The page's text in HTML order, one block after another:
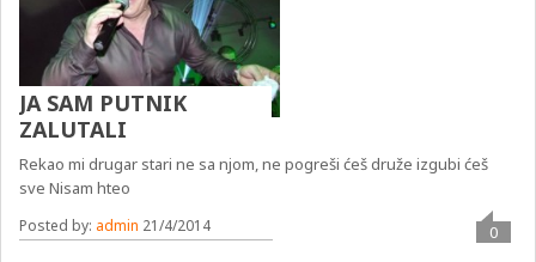
JA SAM PUTNIK
ZALUTALI
Rekao mi drugar stari ne sa njom, ne pogreši ćeš druže izgubi ćeš
sve Nisam hteo
Posted by: admin 21/4/2014 0